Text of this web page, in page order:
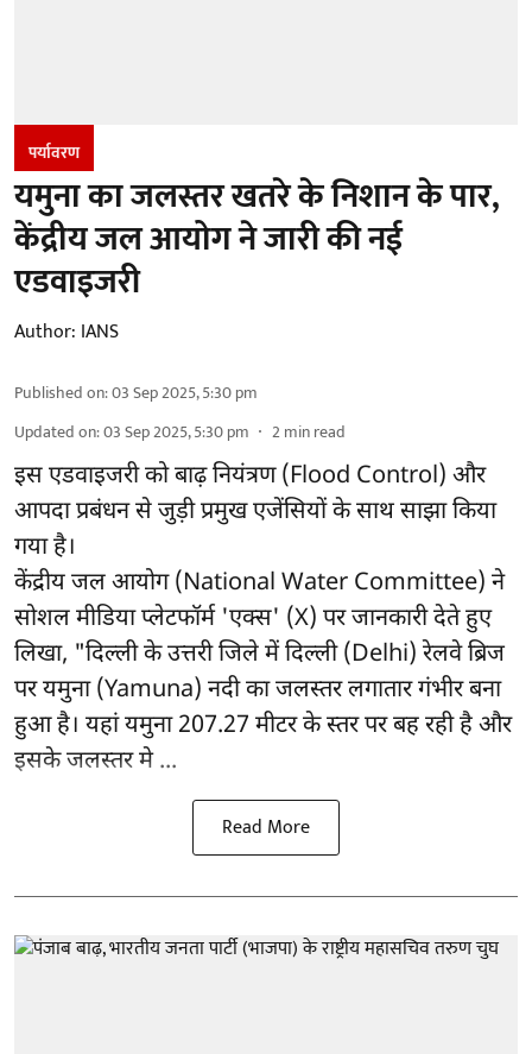
पर्यावरण
यमुना का जलस्तर खतरे के निशान के पार,
केंद्रीय जल आयोग ने जारी की नई
एडवाइजरी
Author: IANS
Published on:03 Sep 2025, 5:30 pm
Updated on:03 Sep 2025, 5:30 pm 2min read
इस एडवाइजरी को बाढ़ नियंत्रण (Flood Control) और
आपदा प्रबंधन से जुड़ी प्रमुख एजेंसियों के साथ साझा किया
गया है।
केंद्रीय जल आयोग (National Water Committee) ने
सोशल मीडिया प्लेटफॉर्म 'एक्स' (X) पर जानकारी देते हुए
लिखा, "दिल्ली के उत्तरी जिले में दिल्ली (Delhi) रेलवे ब्रिज
पर यमुना (Yamuna) नदी का जलस्तर लगातार गंभीर बना
हुआ है। यहां यमुना 207.27 मीटर के स्तर पर बह रही है और
इसके जलस्तर मे ...
Read More